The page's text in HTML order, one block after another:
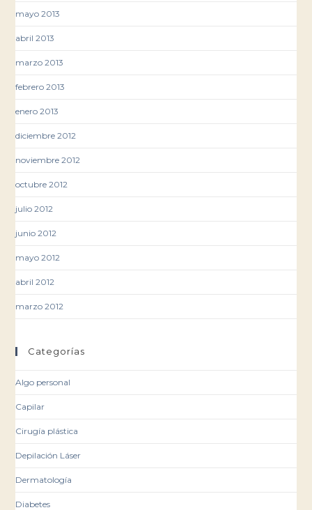
mayo 2013
abril 2013
marzo 2013
febrero 2013
enero 2013
diciembre 2012
noviembre 2012
octubre 2012
julio 2012
junio 2012
mayo 2012
abril 2012
marzo 2012
Categorías
Algo personal
Capilar
Cirugía plástica
Depilación Láser
Dermatología
Diabetes